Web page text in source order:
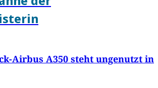
Airbus A350 steht ungenutzt in